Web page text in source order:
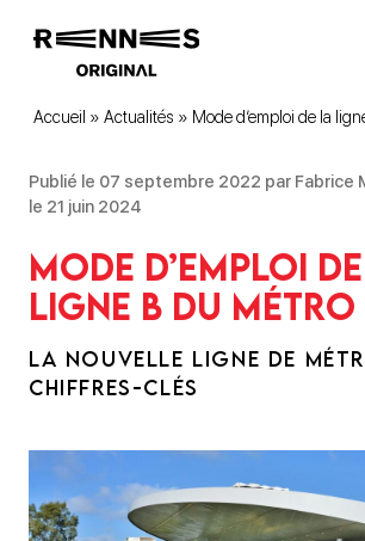
Accueil » Actualités » Mode d’emploi de la
Publié le 07 septembre 2022 par Fabrice
le 21 juin 2024
Mode d’emploi
ligne b du métro
LA NOUVELLE LIGNE DE
CHIFFRES-CLÉS